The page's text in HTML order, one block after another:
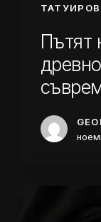
Пътят